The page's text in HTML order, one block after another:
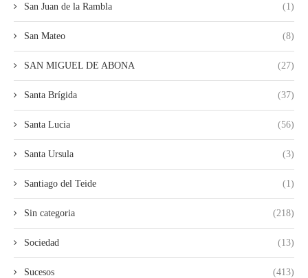
San Juan de la Rambla (1)
San Mateo (8)
SAN MIGUEL DE ABONA (27)
Santa Brígida (37)
Santa Lucia (56)
Santa Ursula (3)
Santiago del Teide (1)
Sin categoria (218)
Sociedad (13)
Sucesos (413)